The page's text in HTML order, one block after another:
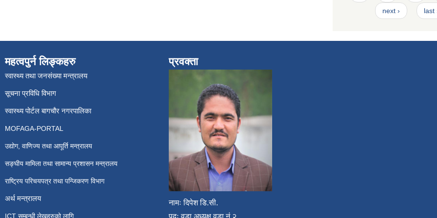
next › last
महत्वपुर्न लिङ्कहरु
स्वास्थ्य तथा जनसंख्या मन्त्रालय
सूचना प्रविधि विभाग
स्वास्थ्य पोर्टल बागचौर नगरपालिका
MOFAGA-PORTAL
उद्योग, वाणिज्य तथा आपूर्ति मन्त्रालय
सङ्घीय मामिला तथा सामान्य प्रशासन मन्त्रालय
राष्ट्रिय परिचयपत्र तथा पन्जिकरण विभाग
अर्थ मन्त्रालय
ICT सम्बन्धी लेखहरुको लागि
प्रवक्ता
नामः दिपेश डि.सी.
पदः वडा अध्यक्ष वडा नं.२